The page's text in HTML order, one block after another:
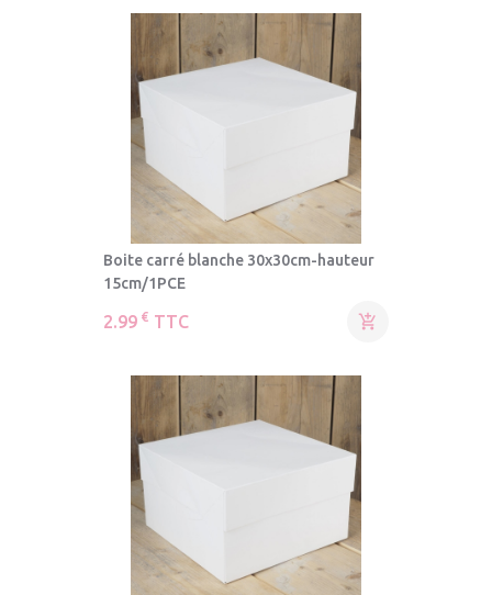
Boite carré blanche 30x30cm-hauteur
15cm/1PCE
2.99 € TTC 